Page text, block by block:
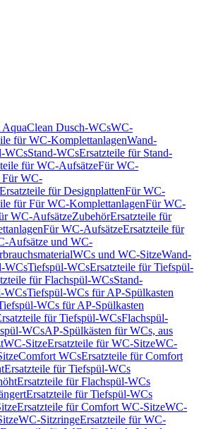
AquaClean Dusch-WCsWC-
für WC-KomplettanlagenWand-
WCsStand-WCsErsatzteile für Stand-
für WC-AufsätzeFür WC-
Für WC-
Ersatzteile für DesignplattenFür WC-
für Für WC-KomplettanlagenFür WC-
WC-AufsätzeZubehörErsatzteile für
Für WC-AufsätzeErsatzteile für
Aufsätze und WC-
WCs und WC-SitzeWand-
WCsTiefspül-WCsErsatzteile für Tiefspül-
für Flachspül-WCsStand-
WCsTiefspül-WCs für AP-Spülkasten
WCs für AP-Spülkasten
für Tiefspül-WCsFlachspül-
WCsAP-Spülkästen für WCs, aus
WC-SitzeErsatzteile für WC-SitzeWC-
Comfort WCsErsatzteile für Comfort
Ersatzteile für Tiefspül-WCs
Ersatzteile für Flachspül-WCs
Ersatzteile für Tiefspül-WCs
Ersatzteile für Comfort WC-SitzeWC-
WC-SitzringeErsatzteile für WC-